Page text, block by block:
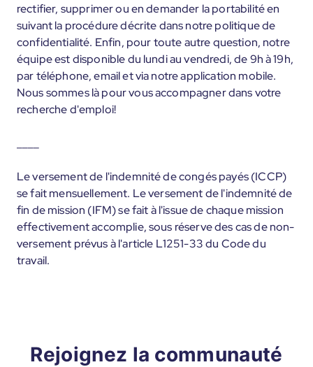
rectifier, supprimer ou en demander la portabilité en
suivant la procédure décrite dans notre politique de
confidentialité. Enfin, pour toute autre question, notre
équipe est disponible du lundi au vendredi, de 9h à 19h,
par téléphone, email et via notre application mobile.
Nous sommes là pour vous accompagner dans votre
recherche d'emploi!
Le versement de l'indemnité de congés payés (ICCP)
se fait mensuellement. Le versement de l'indemnité de
fin de mission (IFM) se fait à l'issue de chaque mission
effectivement accomplie, sous réserve des cas de non-
versement prévus à l'article L1251-33 du Code du
travail.
Rejoignez la communauté